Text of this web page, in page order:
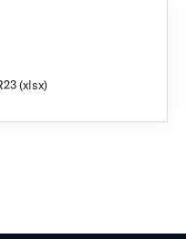
(xlsx)